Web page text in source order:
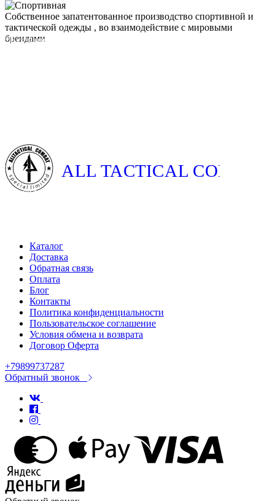
Собственное запатентованное производство спортивной и
тактической одежды , во взаимодействие с мировыми
брендами
*Вся наша продукция, создается при участии и проходит
ALL TACTICAL COMBAT
Мы являемся официальным дистрибьютором и
Каталог
Доставка
Обратная связь
Оплата
Блог
Контакты
Политика конфиденциальности
Пользовательское соглашение
Условия обмена и возврата
Договор Оферта
+79899737287
Обратный звонок